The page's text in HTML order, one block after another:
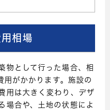
相場
物として行った場合、相
用がかかります。施設の
用は大きく変わり、デザ
場合や、土地の状態によ